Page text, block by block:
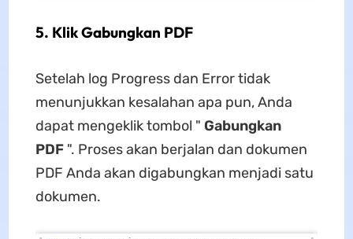
5. Klik Gabungkan PDF
Setelah log Progress dan Error tidak
menunjukkan kesalahan apa pun, Anda
dapat mengeklik tombol " Gabungkan
PDF". Proses akan berjalan dan dokumen
PDF Anda akan digabungkan menjadi satu
dokumen.